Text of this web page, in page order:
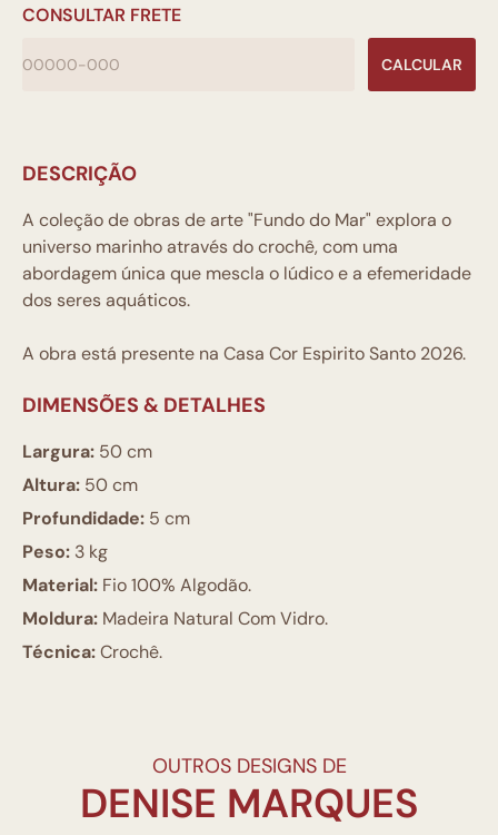
CONSULTAR FRETE
CALCULAR
DESCRIÇÃO
A coleção de obras de arte "Fundo do Mar" explora o
universo marinho através do crochê, com uma
abordagem única que mescla o lúdico e a efemeridade
dos seres aquáticos.
A obra está presente na Casa Cor Espirito Santo 2026.
DIMENSÕES & DETALHES
Largura: 50 cm
Altura: 50 cm
Profundidade: 5 cm
Peso: 3 kg
Material: Fio 100% Algodão.
Moldura: Madeira Natural Com Vidro.
Técnica:Crochê.
OUTROS DESIGNS DE